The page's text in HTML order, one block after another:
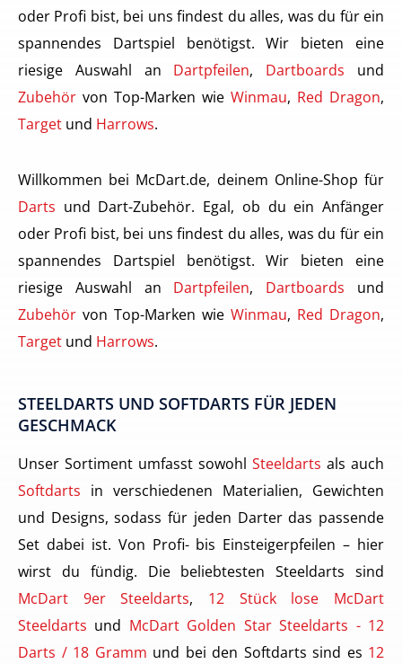
oder Profi bist, bei uns findest du alles, was du für ein
spannendes Dartspiel benötigst. Wir bieten eine
riesige Auswahl an Dartpfeilen, Dartboards und
Zubehör von Top-Marken wie Winmau, Red Dragon,
Target und Harrows.
Willkommen bei McDart.de, deinem Online-Shop für
Darts und Dart-Zubehör. Egal, ob du ein Anfänger
oder Profi bist, bei uns findest du alles, was du für ein
spannendes Dartspiel benötigst. Wir bieten eine
riesige Auswahl an Dartpfeilen, Dartboards und
Zubehör von Top-Marken wie Winmau, Red Dragon,
Target und Harrows.
STEELDARTS UND SOFTDARTS FÜR JEDEN
GESCHMACK
Unser Sortiment umfasst sowohl Steeldarts als auch
Softdarts in verschiedenen Materialien, Gewichten
und Designs, sodass für jeden Darter das passende
Set dabei ist. Von Profi- bis Einsteigerpfeilen – hier
wirst du fündig. Die beliebtesten Steeldarts sind
McDart 9er Steeldarts, 12 Stück lose McDart
Steeldarts und McDart Golden Star Steeldarts - 12
Darts / 18 Gramm und bei den Softdarts sind es 12